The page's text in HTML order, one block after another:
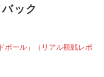
ック
ボール」（リアル観戦レポ